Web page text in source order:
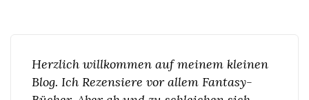
Herzlich willkommen auf meinem kleinen
Blog. Ich Rezensiere vor allem Fantasy-